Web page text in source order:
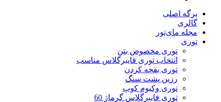
برگه اصلی
گالری
مجله مای‌تور
توری
توری مخصوص بتن
انتخاب توری فایبرگلاس مناسب
توری بقچه کردن
رزین پشت سنگ
توری وکیوم کوپ
توری فایبرگلاس گرماژ 60